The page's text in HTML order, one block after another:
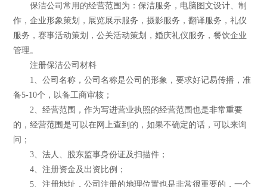
保洁公司常用的经营范围为：保洁服务，电脑图文设计、制
作，企业形象策划，展览展示服务，摄影服务，翻译服务，礼仪
服务，赛事活动策划，公关活动策划，婚庆礼仪服务，餐饮企业
管理。
注册保洁公司材料
1、公司名称，公司名称是公司的形象，要求好记易传播，准
备5-10个，以备工商审核；
2、经营范围，作为写进营业执照的经营范围也是非常重要
的，经营范围是可以在网上查到的，如果不确定的话，可以来询
问；
3、法人、股东监事身份证及扫描件；
4、注册资金及出资比例；
5、注册地址，公司注册的地理位置也是非常很重要的，一个